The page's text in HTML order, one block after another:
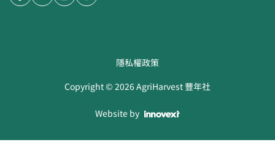
隱私權政策
Copyright ©2026AgriHarvest 豐年社
Website by